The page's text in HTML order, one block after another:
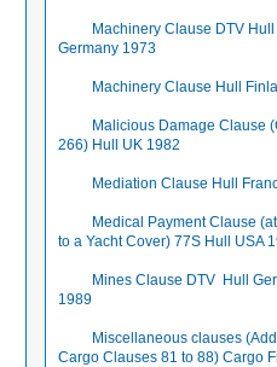
Machinery Clause DTV Hull
Germany 1973
Machinery Clause Hull
Malicious Damage Clause
266) Hull UK 1982
Mediation Clause Hull
Medical Payment Clause
to a Yacht Cover) 77S Hull USA
Mines Clause DTV Hull
1989
Miscellaneous clauses
Cargo Clauses 81 to 88) Cargo